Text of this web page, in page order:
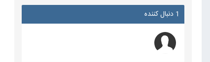
1 دنبال کننده